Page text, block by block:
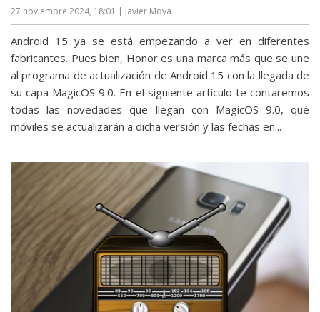
27 noviembre 2024, 18:01 | Javier Moya
Android 15 ya se está empezando a ver en diferentes
fabricantes. Pues bien, Honor es una marca más que se une
al programa de actualización de Android 15 con la llegada de
su capa MagicOS 9.0. En el siguiente artículo te contaremos
todas las novedades que llegan con MagicOS 9.0, qué
móviles se actualizarán a dicha versión y las fechas en...